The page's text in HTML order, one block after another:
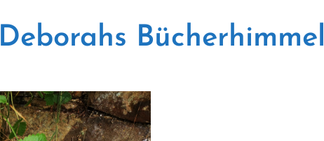
Deborahs Bücherhimmel